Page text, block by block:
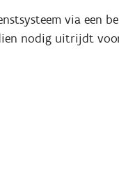
via een
nodig uitrijdt